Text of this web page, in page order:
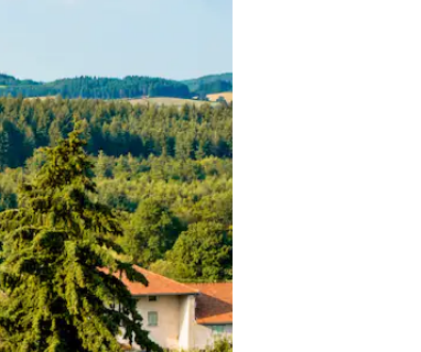
explora con el tacto o desliza el dedo.